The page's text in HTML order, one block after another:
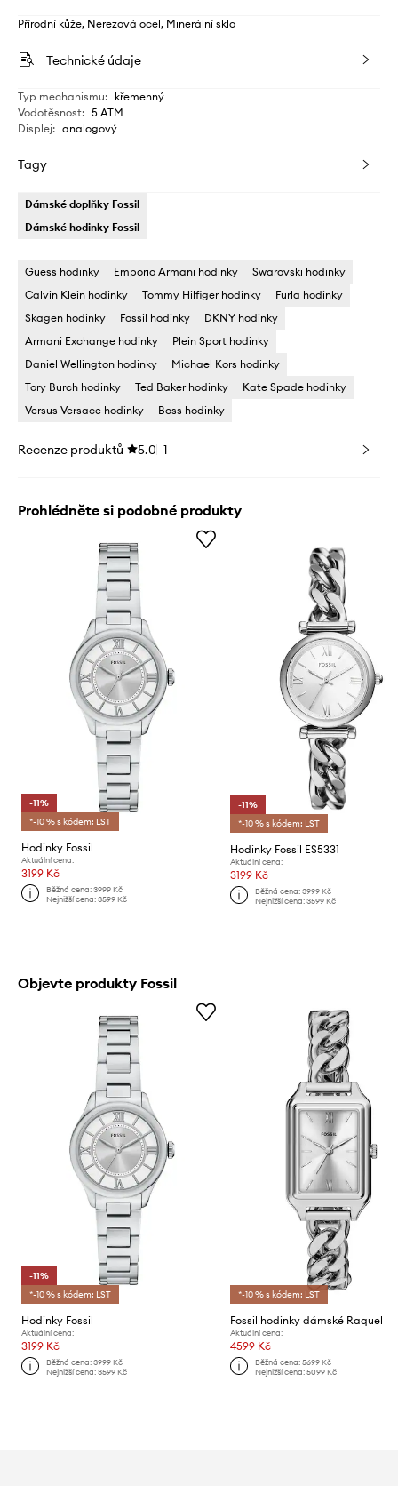
Přírodní kůže, Nerezová ocel, Minerální sklo
Technické údaje
Typ mechanismu: křemenný
Vodotěsnost: 5 ATM
Displej: analogový
Tagy
Dámské doplňky Fossil
Dámské hodinky Fossil
Guess hodinky Emporio Armani hodinky
Swarovski hodinky
Calvin Klein hodinky
Tommy Hilfiger hodinky
Furla hodinky
Skagen hodinky
Fossil hodinky
DKNY hodinky
Armani Exchange hodinky
Plein Sport hodinky
Daniel Wellington hodinky
Michael Kors hodinky
Tory Burch hodinky
Ted Baker hodinky
Kate Spade hodinky
Versus Versace hodinky
Boss hodinky
Recenze produktů 5.0 1
Prohlédněte si podobné produkty
-11%
*-10 % s kódem: LST
Hodinky Fossil
Aktuální cena:
3199 Kč
Běžná cena:3999 Kč
Nejnižší cena:3599 Kč
-11%
*-10 % s kódem: LST
Hodinky Fossil ES5331
Aktuální cena:
3199 Kč
Běžná cena: 3999 Kč
Nejnižší cena: 3599 Kč
Objevte produkty Fossil
-11%
*-10 % s kódem: LST
Hodinky Fossil
Aktuální cena:
3199 Kč
Běžná cena:3999 Kč
Nejnižší cena:3599 Kč
*-10 % s kódem: LST
Fossil hodinky dámské Raquel
Aktuální cena:
4599 Kč
Běžná cena: 5699 Kč
Nejnižší cena: 5099 Kč